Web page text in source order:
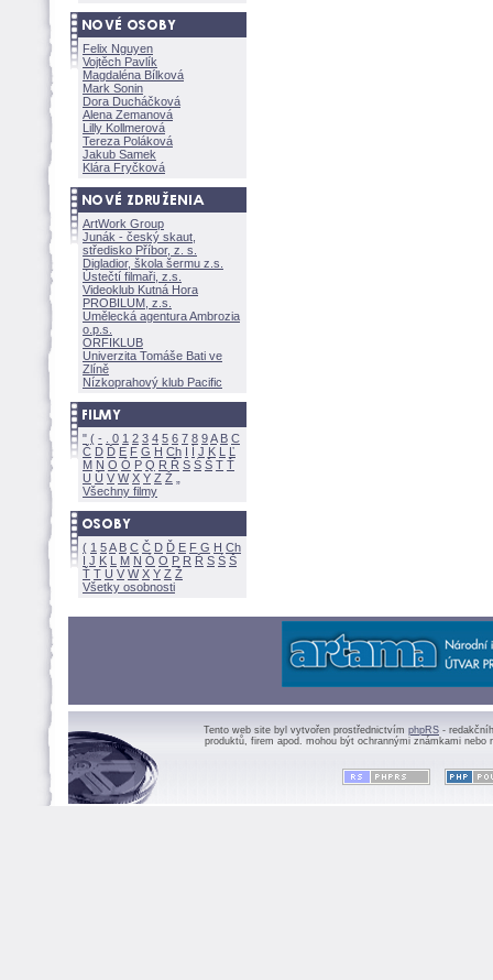
Felix Nguyen
Vojtěch Pavlík
Magdaléna Bílkov
Mark Sonin
Dora Ducháčkov
Alena Zemanov
Lilly Kollmerov
Tereza Polákov
Jakub Samek
Klára Fryčkov
ArtWork Group
Junák - český skaut,
středisko Příbor, z. s.
Digladior, škola šermu z.s.
Ústečtí filmaři, z.s.
Videoklub Kutná Hora
PROBILUM, z.s.
Umělecká agentura Ambrozia
o.p.s.
ORFIKLUB
Univerzita Tomáše Bati ve
Zlíně
Nízkoprahový klub Pacific
" ( - 0 1 2 3 4 5 6 7 8 9A B C
Č D Ď E F G H Ch I Í J K L
Ľ
M N O Ó P Q R Ř S Ś T Ť
U Ú V W X Y Z
Všechny filmy
( 1 5A B C Č D Ď E F G H Ch
I J K L M N Ó O P R Ř S Ś
Ť T U V W X Y Z
Všetky osobnosti
Tento web site byl vytvořen prostřednictvím phpRS -
produktů, firem apod. mohou být ochrannými známkami